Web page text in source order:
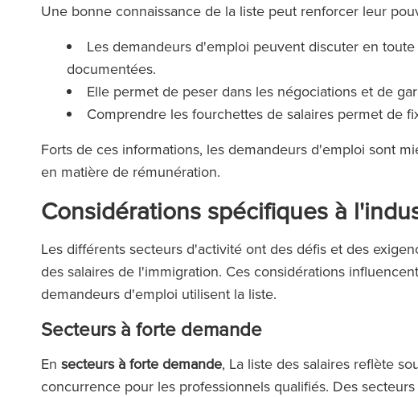
Une bonne connaissance de la liste peut renforcer leur
Les demandeurs d'emploi peuvent discuter en
documentées.
Elle permet de peser dans les négociations et de
Comprendre les fourchettes de salaires permet de
Forts de ces informations, les demandeurs d'emploi sont
en matière de rémunération.
Considérations spécifiques à
Les différents secteurs d'activité ont des défis et des
des salaires de l'immigration. Ces considérations
demandeurs d'emploi utilisent la liste.
Secteurs à forte demande
En secteurs à forte demande, La liste des salaires reflète
concurrence pour les professionnels qualifiés. Des